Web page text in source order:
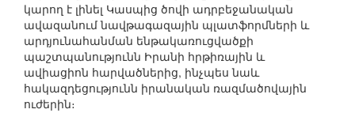
կարող է լինել Կասպից ծովի ադրբեջանական
ավազանում նավթագազային պլատֆորմների և
արդյունահանման ենթակառուցվածքի
պաշտպանությունն Իրանի հրթիռային և
ավիացիոն հարվածներից, ինչպես նաև
հակազդեցությունն իրանական ռազմածովային
ուժերին։